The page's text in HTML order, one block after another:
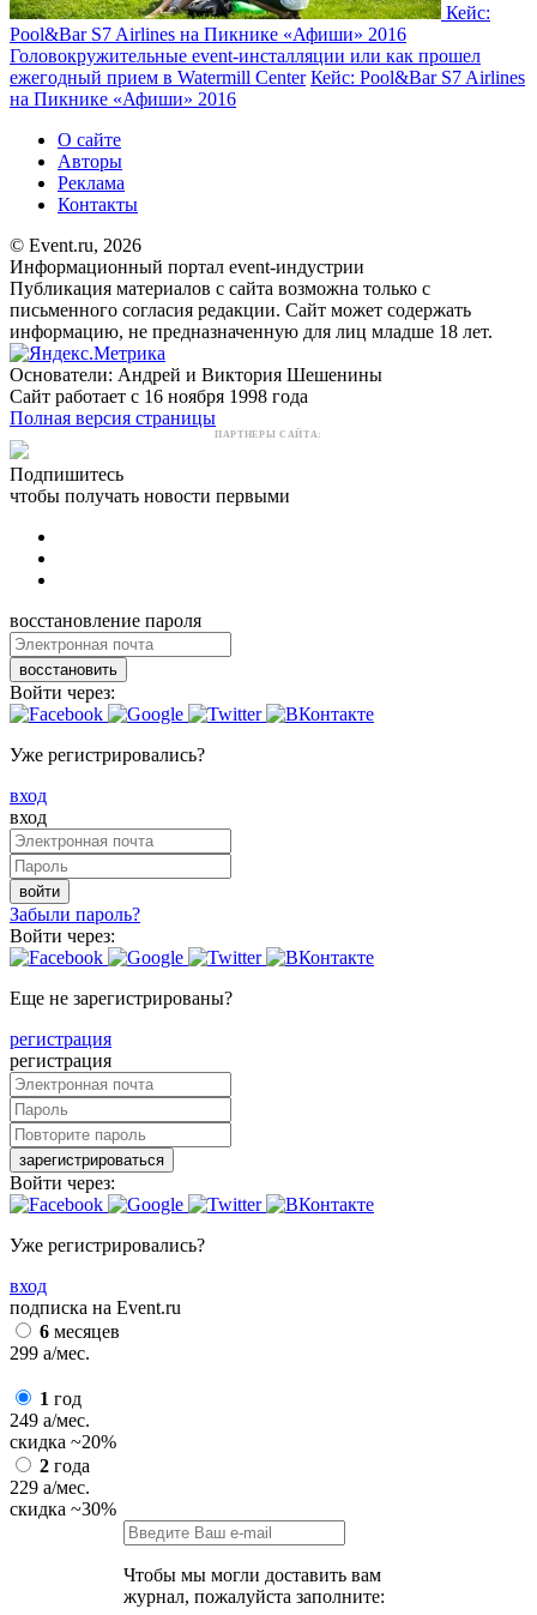
Кейс:
Pool&Bar S7 Airlines на Пикнике «Афиши» 2016
Головокружительные event-инсталляции или как прошел
ежегодный прием в Watermill Center Кейс: Pool&Bar S7 Airlines
на Пикнике «Афиши» 2016
О сайте
Авторы
Реклама
Контакты
© Event.ru, 2026
Информационный портал event-индустрии
Публикация материалов с сайта возможна только с
письменного согласия редакции. Сайт может содержать
информацию, не предназначенную для лиц младше 18 лет.
Основатели: Андрей и Виктория Шешенины
Сайт работает с 16 ноября 1998 года
Полная версия страницы
ПАРТНЕРЫ САЙТА:
Подпишитесь
чтобы получать новости первыми
восстановление пароля
восстановить
Войти через:
Уже регистрировались?
вход
вход
войти
Забыли пароль?
Войти через:
Еще не зарегистрированы?
регистрация
регистрация
зарегистрироваться
Войти через:
Уже регистрировались?
вход
подписка на Event.ru
6 месяцев
299 a/мес.
1 год
249 a/мес.
скидка ~20%
2 года
229 a/мес.
скидка ~30%
Чтобы мы могли доставить вам
журнал, пожалуйста заполните: